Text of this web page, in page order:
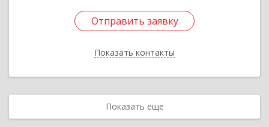
Отправить заявку
Показать контакты
Отправить заявку
Назад
Показать еще